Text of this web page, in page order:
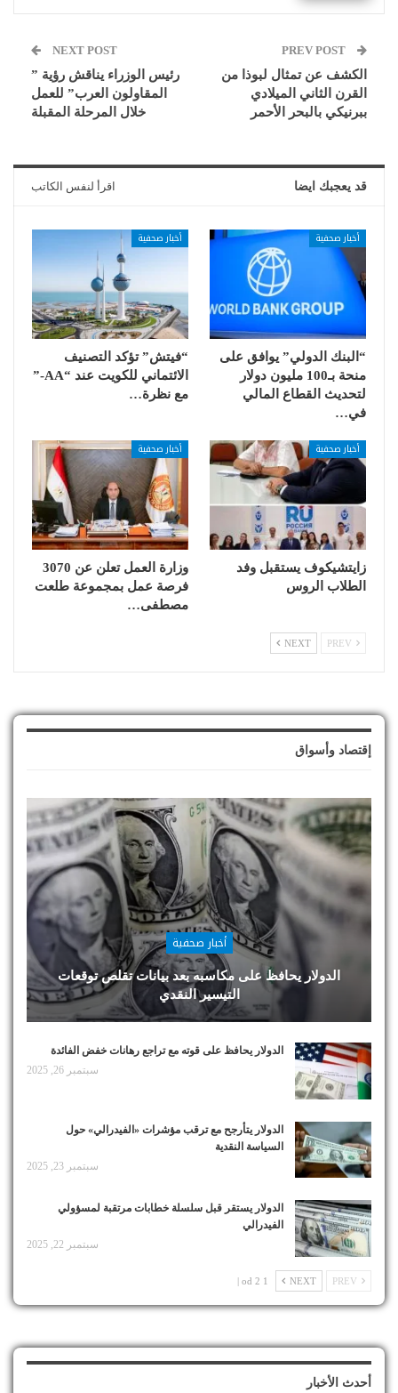
الكشف عن تمثال لبوذا من
القرن الثاني الميلادي
ببرنيكي بالبحر الأحمر
NEXT POST
رئيس الوزراء يناقش رؤية ”
المقاولون العرب” للعمل
خلال المرحلة المقبلة
قد يعجبك ايضا اقرأ لنفس الكاتب
أخبار صحفية
“البنك الدولي” يوافق على
منحة بـ100 مليون دولار
لتحديث القطاع المالي
في…
أخبار صحفية
“فيتش” تؤكد التصنيف
الائتماني للكويت عند “AA-”
مع نظرة…
أخبار صحفية
زايتشيكوف يستقبل وفد
الطلاب الروس
أخبار صحفية
وزارة العمل تعلن عن 3070
فرصة عمل بمجموعة طلعت
مصطفى…
NEXT
إقتصاد وأسواق
أخبار صحفية
الدولار يحافظ على مكاسبه بعد بيانات تقلص توقعات
التيسير النقدي
الدولار يحافظ على قوته مع تراجع رهانات خفض الفائدة
سبتمبر 26, 2025
الدولار يتأرجح مع ترقب مؤشرات «الفيدرالي» حول
السياسة النقدية
سبتمبر 23, 2025
الدولار يستقر قبل سلسلة خطابات مرتقبة لمسؤولي
الفيدرالي
سبتمبر 22, 2025
NEXT
1 od 2 |
أحدث الأخبار